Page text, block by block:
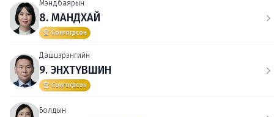
Мэндбаярын
8. МАНДХАЙ
🏆 Сонгогдсон
Дашцэрэнгийн
9. ЭНХТҮВШИН
🏆 Сонгогдсон
Болдын